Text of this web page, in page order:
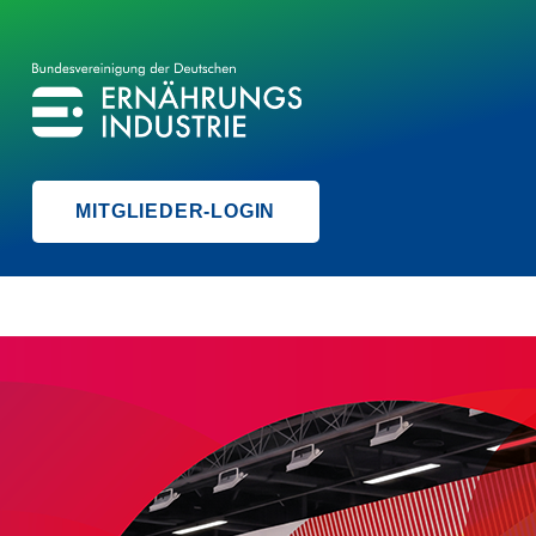
BVE
BUNDESVEREINIGUNG DER ERNÄHRUNGSINDUSTRIE
MITGLIEDER-LOGIN